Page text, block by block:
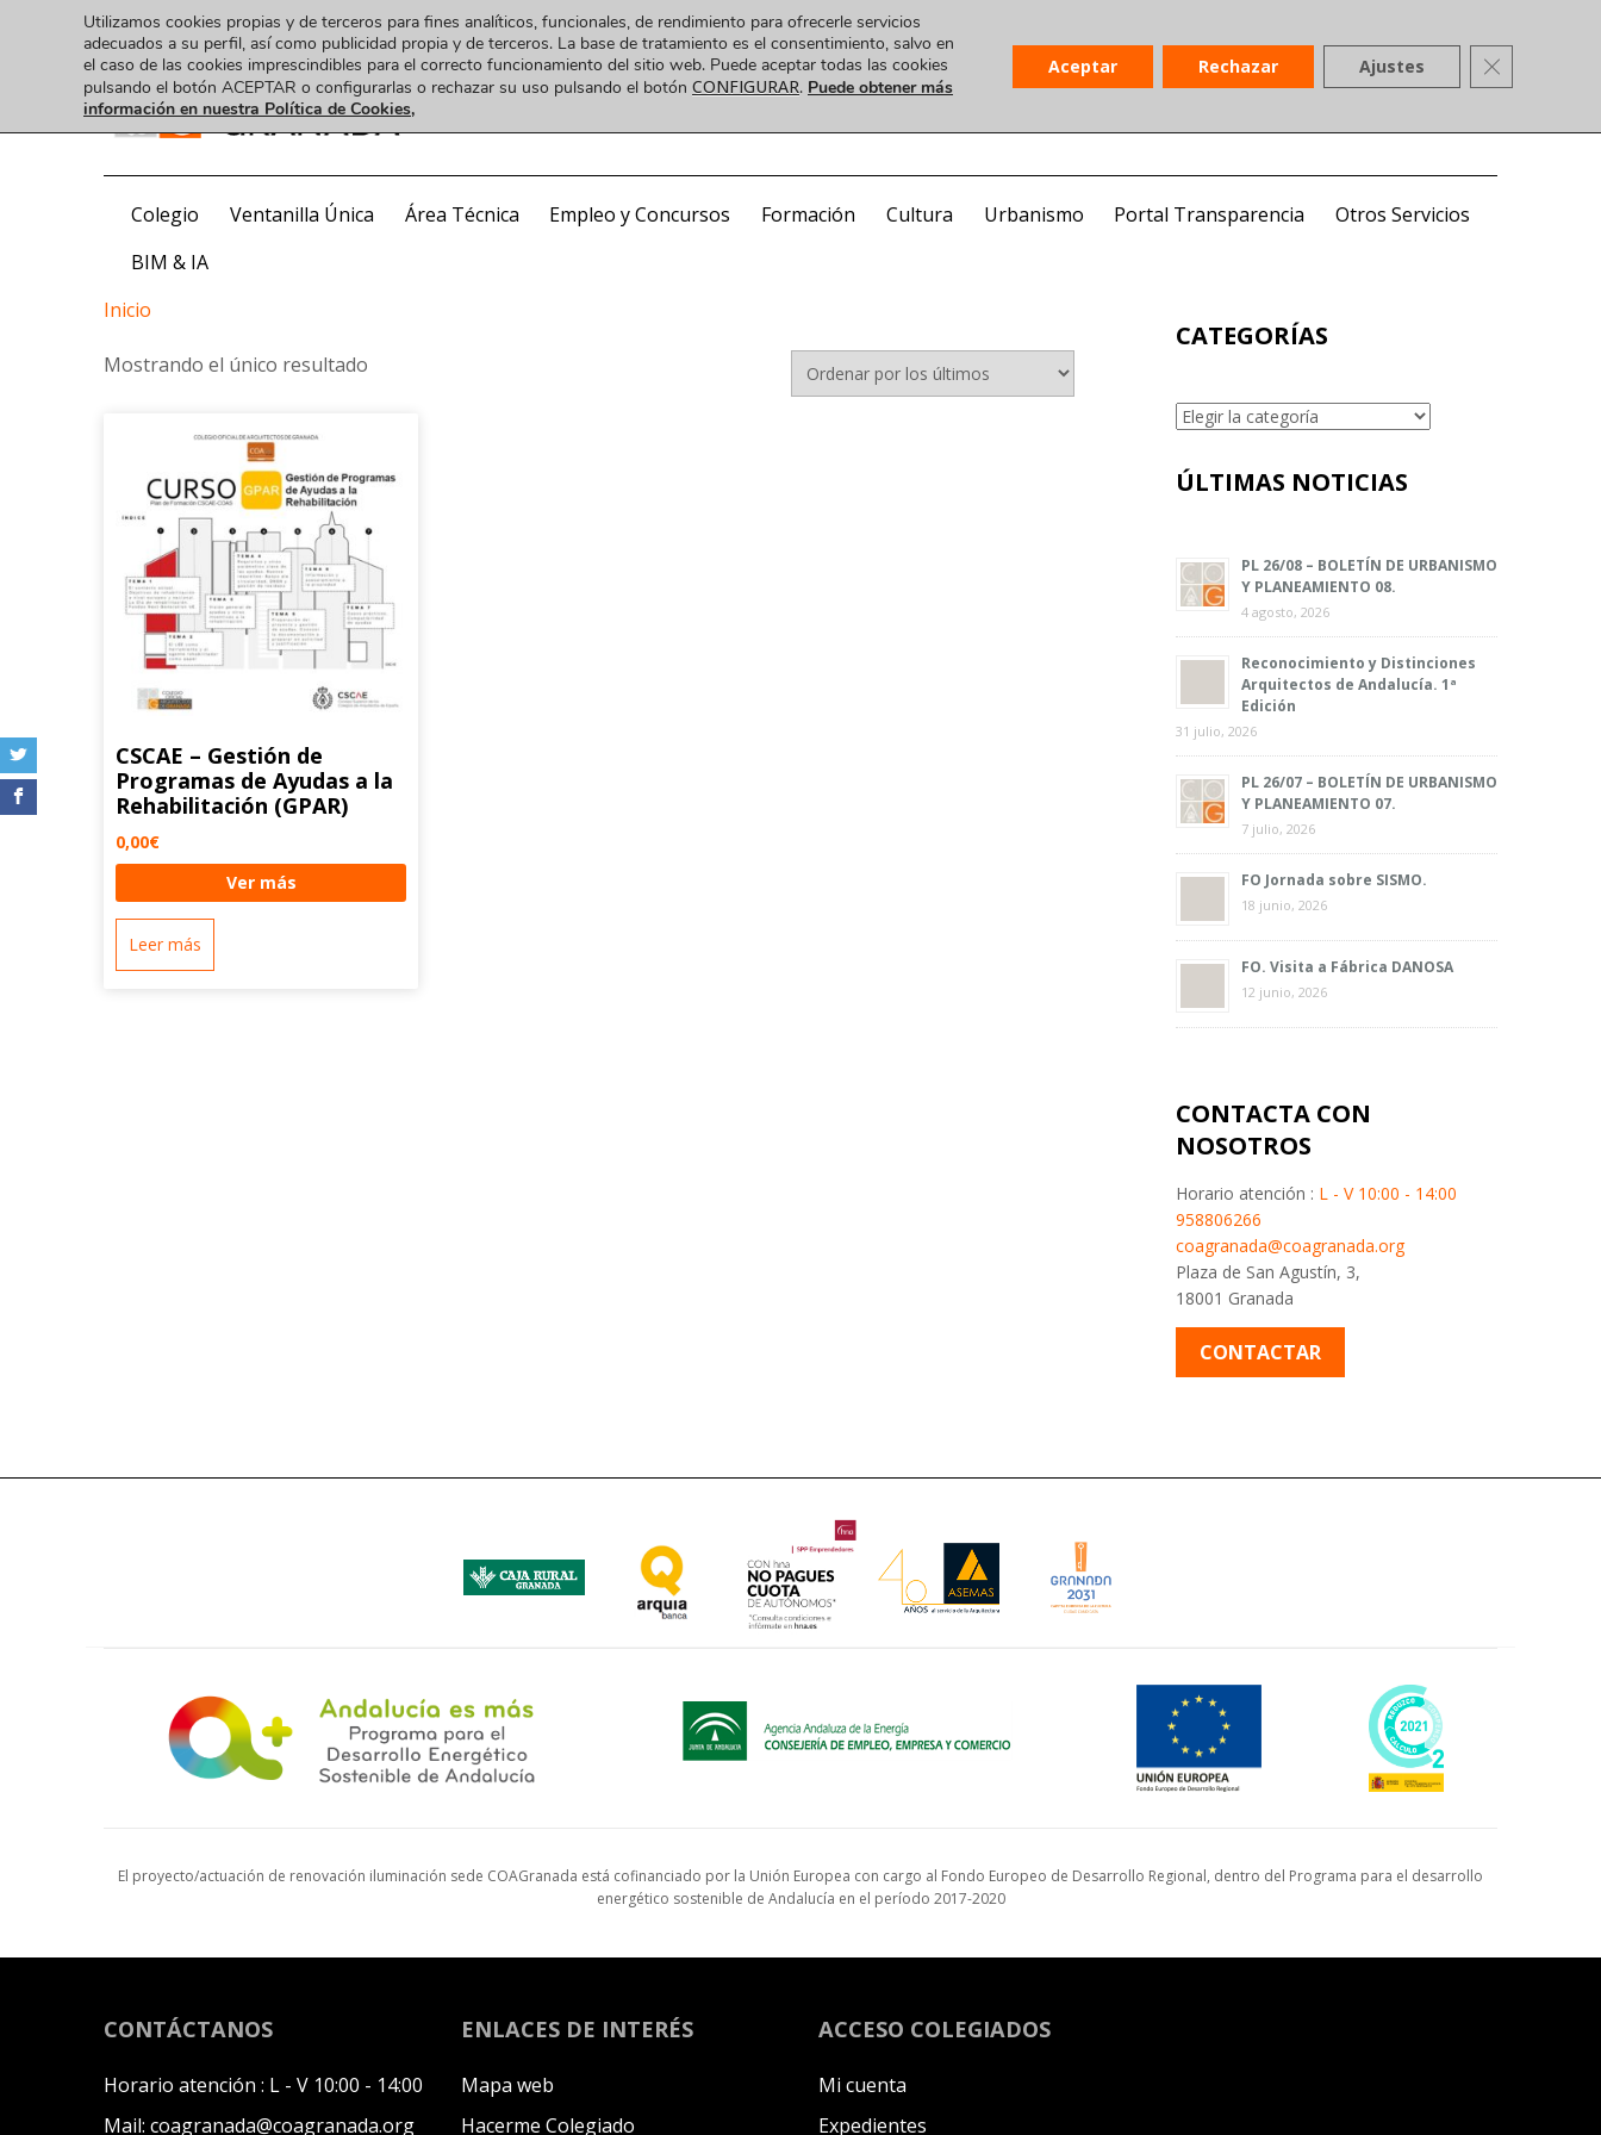
958 806 266 Contacta
Colegio Ventanilla Única Área Técnica Empleo y Concursos Formación Cultura Urbanismo Portal Transparencia
Otros Servicios
BIM & IA
Inicio
Mostrando el único resultado
CSCAE – Gestión de
Programas de Ayudas a la
Rehabilitación (GPAR)
0,00€
Ver más
Leer más
CATEGORÍAS
Categorías
ÚLTIMAS NOTICIAS
PL 26/08 – BOLETÍN DE URBANISMO
Y PLANEAMIENTO 08.
4 agosto, 2026
Reconocimiento y Distinciones
Arquitectos de Andalucía. 1ª
Edición
31 julio, 2026
PL 26/07 – BOLETÍN DE URBANISMO
Y PLANEAMIENTO 07.
7 julio, 2026
FO Jornada sobre SISMO.
18 junio, 2026
FO. Visita a Fábrica DANOSA
12 junio, 2026
CONTACTA CON
NOSOTROS
Horario atención : L - V 10:00 - 14:00
958806266
coagranada@coagranada.org
Plaza de San Agustín, 3,
18001 Granada
CONTACTAR
El proyecto/actuación de renovación iluminación sede COAGranada está cofinanciado por la Unión Europea con cargo al Fondo Europeo de Desarrollo Regional, dentro del Programa para el desarrollo
energético sostenible de Andalucía en el período 2017-2020
CONTÁCTANOS
Horario atención : L - V 10:00 - 14:00
Mail: coagranada@coagranada.org
ENLACES DE INTERÉS
Mapa web
Hacerme Colegiado
ACCESO COLEGIADOS
Mi cuenta
Expedientes
Utilizamos cookies propias y de terceros para fines analíticos, funcionales, de rendimiento para ofrecerle servicios
adecuados a su perfil, así como publicidad propia y de terceros. La base de tratamiento es el consentimiento, salvo en
el caso de las cookies imprescindibles para el correcto funcionamiento del sitio web. Puede aceptar todas las cookies
pulsando el botón ACEPTAR o configurarlas o rechazar su uso pulsando el botón CONFIGURAR. Puede obtener más
información en nuestra Política de Cookies,
Aceptar Rechazar Ajustes Cerrar el